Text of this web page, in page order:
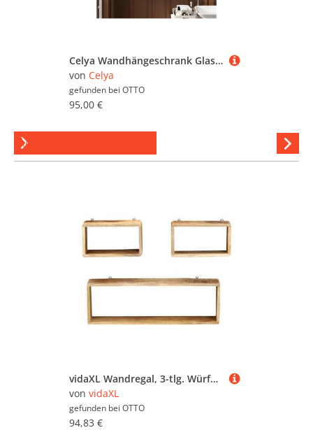
Celya Wandhängeschrank Glas-Wandregal, Hängeschrank küche, 63cm Wandregal mit Handtuchhalter für Küche und Esszimmer
von Celya
gefunden bei OTTO
95,00 €
Würfel-Wandregale
vidaXL Wandregal, 3-tlg. Würfel-Regal-Set Massivholz Mango
von vidaXL
gefunden bei OTTO
94,83 €